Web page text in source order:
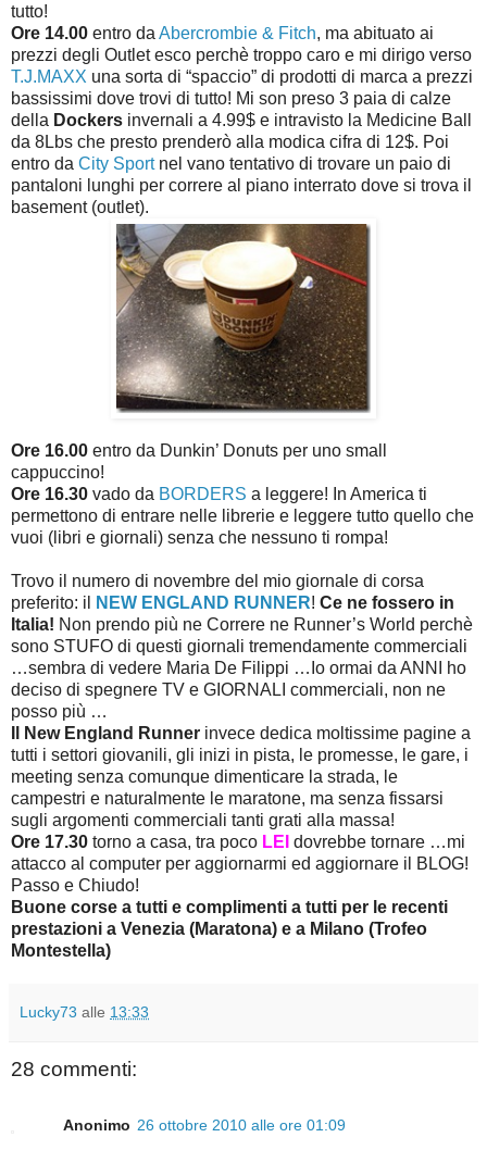
tutto!
Ore 14.00 entro da Abercrombie & Fitch, ma abituato ai
prezzi degli Outlet esco perchè troppo caro e mi dirigo verso
T.J.MAXX una sorta di “spaccio” di prodotti di marca a prezzi
bassissimi dove trovi di tutto! Mi son preso 3 paia di calze
della Dockers invernali a 4.99$ e intravisto la Medicine Ball
da 8Lbs che presto prenderò alla modica cifra di 12$. Poi
entro da City Sportnel vano tentativo di trovare un paio di
pantaloni lunghi per correre al piano interrato dove si trova il
basement (outlet).
Ore 16.00 entro da Dunkin’ Donuts per uno small
cappuccino!
Ore 16.30 vado da BORDERS a leggere! In America ti
permettono di entrare nelle librerie e leggere tutto quello che
vuoi (libri e giornali) senza che nessuno ti rompa!
Trovo il numero di novembre del mio giornale di corsa
preferito: il
NEW ENGLAND RUNNER! Ce ne fossero in
Italia! Non prendo più ne Correre ne Runner’s World perchè
sono STUFO di questi giornali tremendamente commerciali
…sembra di vedere Maria De Filippi …Io ormai da ANNI ho
deciso di spegnere TV e GIORNALI commerciali, non ne
posso più …
Il New England Runner invece dedica moltissime pagine a
tutti i settori giovanili, gli inizi in pista, le promesse, le gare, i
meeting senza comunque dimenticare la strada, le
campestri e naturalmente le maratone, ma senza fissarsi
sugli argomenti commerciali tanti grati alla massa!
Ore 17.30 torno a casa, tra poco LEI dovrebbe tornare …mi
attacco al computer per aggiornarmi ed aggiornare il BLOG!
Passo e Chiudo!
Buone corse a tutti e complimenti a tutti per le recenti
prestazioni a Venezia (Maratona) e a Milano (Trofeo
Montestella)
Lucky73 alle 13:33
28 commenti:
Anonimo 26 ottobre 2010 alle ore 01:09